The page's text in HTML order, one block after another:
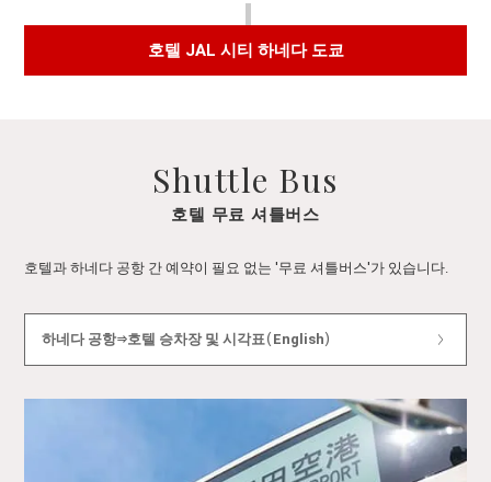
호텔 JAL 시티 하네다 도쿄
Shuttle Bus
호텔 무료 셔틀버스
호텔과 하네다 공항 간 예약이 필요 없는 '무료 셔틀버스'가 있습니다.
하네다 공항⇒호텔 승차장 및 시각표（English）